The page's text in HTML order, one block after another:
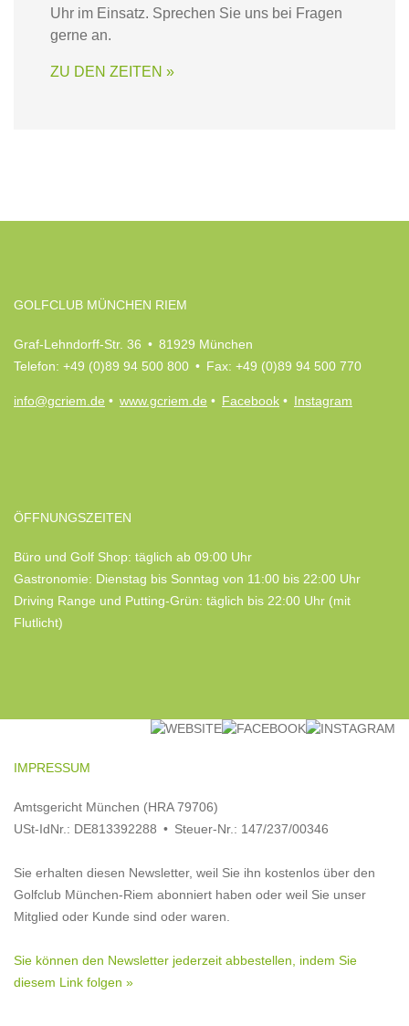
Uhr im Einsatz. Sprechen Sie uns bei Fragen
gerne an.
ZU DEN ZEITEN »
GOLFCLUB MÜNCHEN RIEM
Graf-Lehndorff-Str. 36 • 81929 München
Telefon: +49 (0)89 94 500 800 • Fax: +49 (0)89 94 500 770
info@gcriem.de • www.gcriem.de • Facebook • Instagram
ÖFFNUNGSZEITEN
Büro und Golf Shop: täglich ab 09:00 Uhr
Gastronomie: Dienstag bis Sonntag von 11:00 bis 22:00 Uhr
Driving Range und Putting-Grün: täglich bis 22:00 Uhr (mit
Flutlicht)
IMPRESSUM
Amtsgericht München (HRA 79706)
USt-IdNr.: DE813392288 • Steuer-Nr.: 147/237/00346
Sie erhalten diesen Newsletter, weil Sie ihn kostenlos über den
Golfclub München-Riem abonniert haben oder weil Sie unser
Mitglied oder Kunde sind oder waren.
Sie können den Newsletter jederzeit abbestellen, indem Sie
diesem Link folgen »